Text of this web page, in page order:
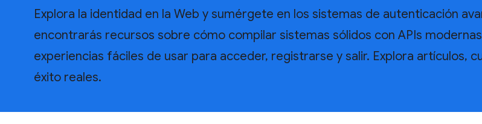
Explora la identidad en la Web y sumérgete en los sistemas de autenticación
encontrarás recursos sobre cómo compilar sistemas sólidos con APIs
experiencias fáciles de usar para acceder, registrarse y salir. Explora artículos,
éxito reales.